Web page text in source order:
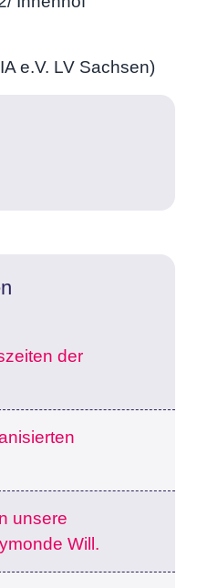
e.V. LV Sachsen)
der
unsere
Will.